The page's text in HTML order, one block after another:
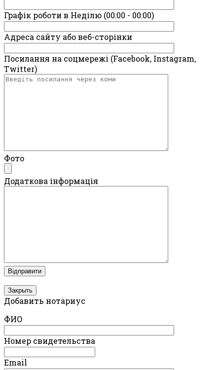
Графік роботи в Неділю (00:00 - 00:00)
Адреса сайту або веб-сторінки
Посилання на соцмережі (Facebook, Instagram,
Twitter)
Фото
Додаткова інформація
Закрыть
Добавить нотариус
ФИО
Номер свидетельства
Email